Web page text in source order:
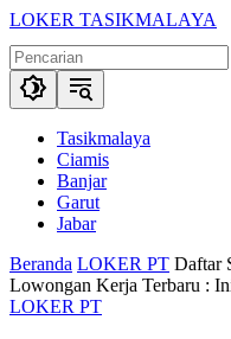
Langsung
konten
LOKER TASIKMALAYA
Lowongan
Kerja
Tasikmalaya
SekitarnaTasikmalaya
Ciamis
Banjar
Garut
Jabar
Beranda LOKER PT Daftar
Lowongan Kerja Terbaru :
LOKER PT